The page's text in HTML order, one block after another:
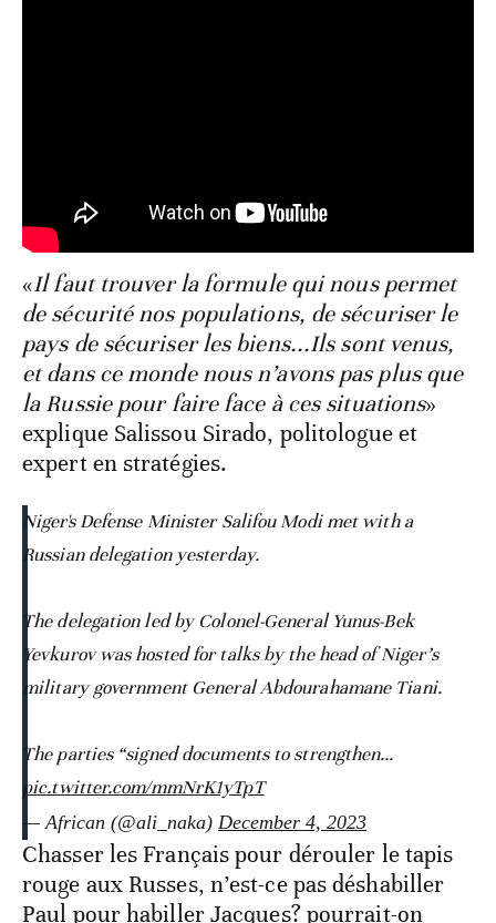
«Il faut trouver la formule qui nous permet
de sécurité nos populations, de sécuriser le
pays de sécuriser les biens...Ils sont venus,
et dans ce monde nous n’avons pas plus que
la Russie pour faire face à ces situations»
explique Salissou Sirado, politologue et
expert en stratégies.
Niger's Defense Minister Salifou Modi met with a
Russian delegation yesterday.
The delegation led by Colonel-General Yunus-Bek
Yevkurov was hosted for talks by the head of Niger’s
military government General Abdourahamane Tiani.
The parties “signed documents to strengthen…
pic.twitter.com/mmNrK1yTpT
— African (@ali_naka) December 4, 2023
Chasser les Français pour dérouler le tapis
rouge aux Russes, n’est-ce pas déshabiller
Paul pour habiller Jacques? pourrait-on